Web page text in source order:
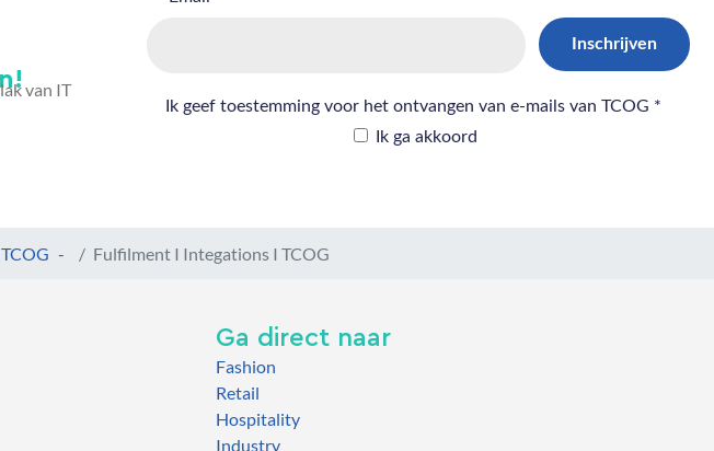
van IT
Fulfilment I Integations I TCOG
Ga direct naar
Fashion
Retail
Hospitality
Industry